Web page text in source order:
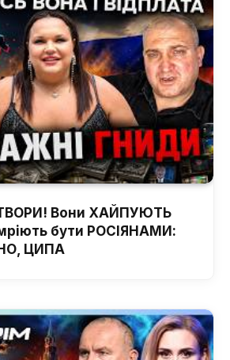
Вони ХАЙПУЮТЬ
бути РОСІЯНАМИ:
ЦИПА